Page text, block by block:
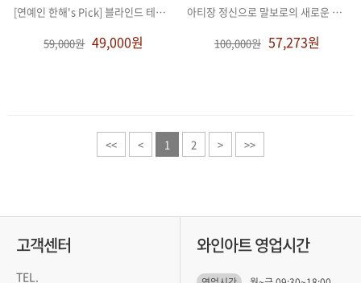
[연예인 한해's Pick] 블라인드 테스트 때 뫼르소와 호주 1등급 생 . .
59,000원 49,000원
아티장 정신으로 말보로의 새로운 페이지를 열어가는 부티크 와이너리
100,000원 57,273원
<< < 1 2 > >>
고객센터
TEL.
와인아트 영업시간